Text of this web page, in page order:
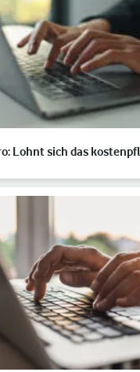
Lohnt sich das